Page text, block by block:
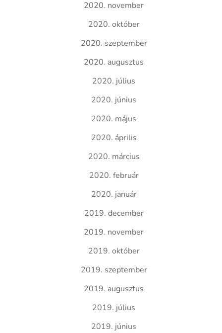
2020. november
2020. október
2020. szeptember
2020. augusztus
2020. július
2020. június
2020. május
2020. április
2020. március
2020. február
2020. január
2019. december
2019. november
2019. október
2019. szeptember
2019. augusztus
2019. július
2019. június